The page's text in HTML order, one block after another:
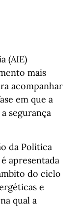
(AIE)
mais
acompanhar
em que a
segurança
da Política
apresentada
do ciclo
e
qual a